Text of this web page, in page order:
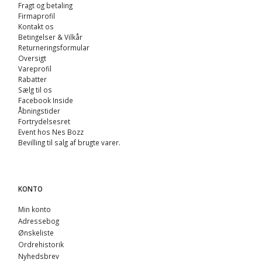
Fragt og betaling
Firmaprofil
Kontakt os
Betingelser & Vilkår
Returneringsformular
Oversigt
Vareprofil
Rabatter
Sælg til os
Facebook Inside
Åbningstider
Fortrydelsesret
Event hos Nes Bozz
Bevilling til salg af brugte varer.
KONTO
Min konto
Adressebog
Ønskeliste
Ordrehistorik
Nyhedsbrev